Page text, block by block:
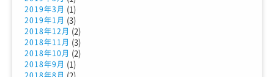
2019年3月 (1)
2019年1月 (3)
2018年12月 (2)
2018年11月 (3)
2018年10月 (2)
2018年9月 (1)